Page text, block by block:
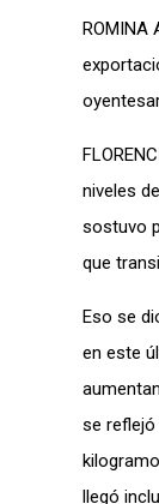
ROMINA
niveles
sostuvo
que
Eso se
en este
se
llegó